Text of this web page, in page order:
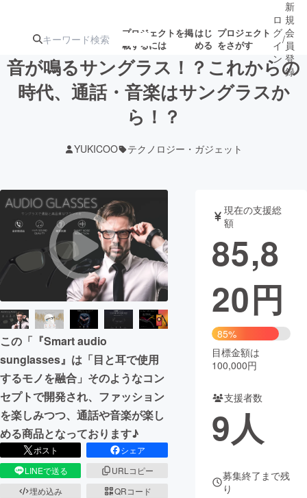
プロジェクトを掲
載するには
はじ
める
プロジェクト
をさがす
注目の新着プロ
募集終了が近いプ
テクノロジー・ガジェット
映像・映画 書籍・雑誌
ビジネス・起業 チャレンジ
まちづくり・地域活性化
CAMPFIRE for Social Good
CAMPFIRE Creation
CAMPFIREふるさと納税machi-ya コミュニティ
ロ
グ
イ
ン
/
新
規
会
員
登
録
音が鳴るサングラス！？これからの
時代、通話・音楽はサングラスか
ら！？
YUKICOO テクノロジー・ガジェット
この「『Smart audio
sunglasses』は「目と耳で使用
するモノを融合」そのようなコン
セプトで開発され、ファッション
を楽しみつつ、通話や音楽が楽し
める商品となっております♪
ポスト
シェア
LINEで送る
URLコピー
埋め込み
QRコード
現在の支援総
額
85,8
20円
85%
目標金額は
100,000円
支援者数
9人
募集終了まで残
り